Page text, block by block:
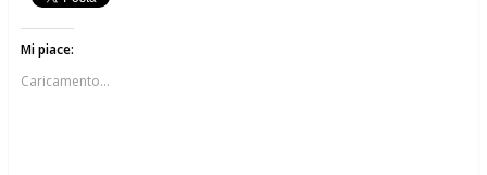
Mi piace:
Caricamento...